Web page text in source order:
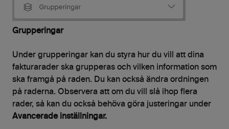
Grupperingar
Under grupperingar kan du styra hur du vill att dina
fakturarader ska grupperas och vilken information som
ska framgå på raden. Du kan också ändra ordningen
på raderna. Observera att om du vill slå ihop flera
rader, så kan du också behöva göra justeringar under
Avancerade inställningar.